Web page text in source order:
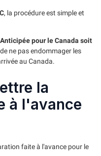
, la procédure est simple et
pour le Canada soit
ne pas endommager les
au Canada.
la
à l'avance
faite à l'avance pour le